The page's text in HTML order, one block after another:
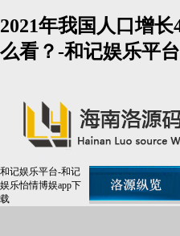
2021年我国人口增
么看？-和记娱乐平台
和记娱乐平台-和记
娱乐怡情博娱app下
载